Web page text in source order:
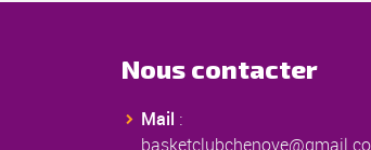
Nous contacter
Mail :